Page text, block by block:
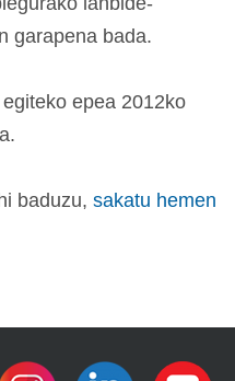
garapena bada.
epea 2012ko
baduzu, sakatu hemen